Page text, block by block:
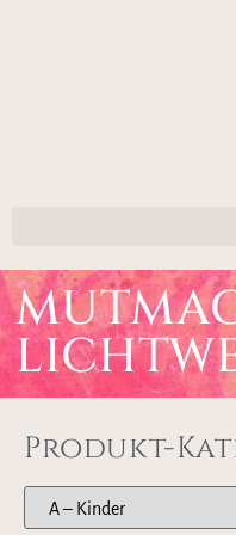
Produkt-